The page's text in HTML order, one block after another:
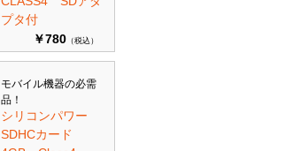
プタ付
￥780 （税込）
モバイル機器の必需
品！
シリコンパワー
SDHCカード